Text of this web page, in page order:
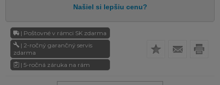
| Poštovné v rámci SK zdarma
| 2-ročný garančný servis
zdarma
| 5-ročná záruka na rám